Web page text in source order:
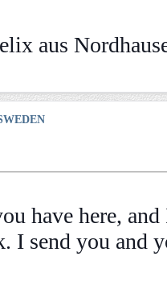
aus
have here,
I send you and